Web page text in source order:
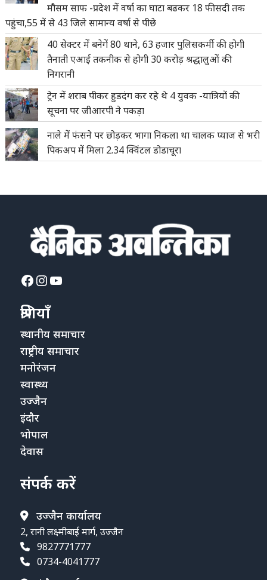
मौसम साफ -प्रदेश में वर्षा का घाटा बढकर 18 फीसदी तक
पहुंचा,55 में से 43 जिले सामान्य वर्षा से पीछे
40 सेक्टर में बनेगें 80 थाने, 63 हजार पुलिसकर्मी की होगी
तैनाती एआई तकनीक से होगी 30 करोड़ श्रद्धालुओं की
निगरानी
ट्रेन में शराब पीकर हुडदंग कर रहे थे 4 युवक -यात्रियों की
सूचना पर जीआरपी ने पकड़ा
नाले में फंसने पर छोड़कर भागा निकला था चालक प्याज से भरी
पिकअप में मिला 2.34 क्विंटल डोडाचूरा
Facebook
Instagram
YouTube
श्रेणियाँ
स्थानीय समाचार
राष्ट्रीय समाचार
मनोरंजन
स्वास्थ्य
उज्जैन
इंदौर
भोपाल
देवास
संपर्क करें
उज्जैन कार्यालय
2, रानी लक्ष्मीबाई मार्ग, उज्जैन
9827771777
0734-4041777